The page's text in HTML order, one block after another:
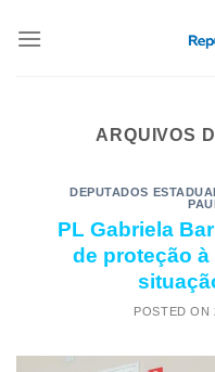
ARQUIVOS
DEPUTADOS
PL Gabriela
de proteção
POSTED ON